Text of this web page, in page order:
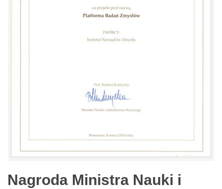
Nagroda Ministra Nauki i